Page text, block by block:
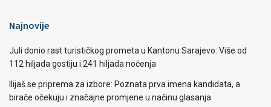
Najnovije
Juli donio rast turističkog prometa u Kantonu Sarajevo: Više od
112 hiljada gostiju i 241 hiljada noćenja
Ilijaš se priprema za izbore: Poznata prva imena kandidata, a
birače očekuju i značajne promjene u načinu glasanja